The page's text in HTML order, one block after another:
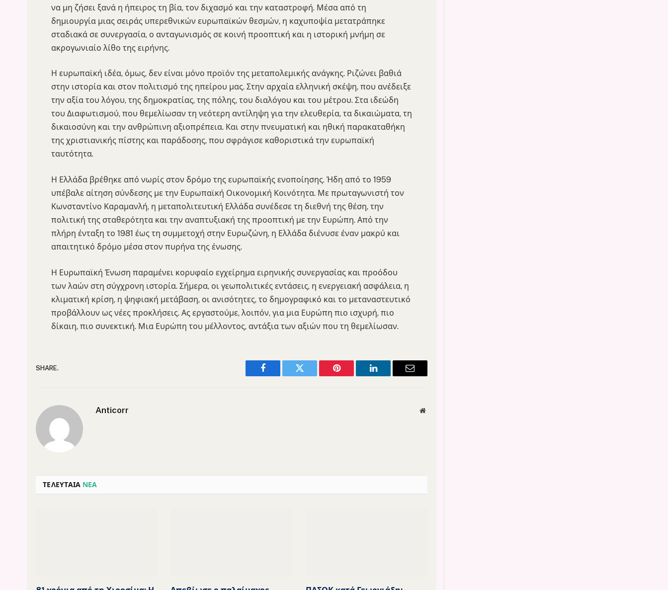
να μη ζήσει ξανά η ήπειρος τη βία, τον διχασμό και την καταστροφή. Μέσα από τη
δημιουργία μιας σειράς υπερεθνικών ευρωπαϊκών θεσμών, η καχυποψία μετατράπηκε
σταδιακά σε συνεργασία, ο ανταγωνισμός σε κοινή προοπτική και η ιστορική μνήμη σε
ακρογωνιαίο λίθο της ειρήνης.
Η ευρωπαϊκή ιδέα, όμως, δεν είναι μόνο προϊόν της μεταπολεμικής ανάγκης. Ριζώνει βαθιά
στην ιστορία και στον πολιτισμό της ηπείρου μας. Στην αρχαία ελληνική σκέψη, που ανέδειξε
την αξία του λόγου, της δημοκρατίας, της πόλης, του διαλόγου και του μέτρου. Στα ιδεώδη
του Διαφωτισμού, που θεμελίωσαν τη νεότερη αντίληψη για την ελευθερία, τα δικαιώματα, τη
δικαιοσύνη και την ανθρώπινη αξιοπρέπεια. Και στην πνευματική και ηθική παρακαταθήκη
της χριστιανικής πίστης και παράδοσης, που σφράγισε καθοριστικά την ευρωπαϊκή
ταυτότητα.
Η Ελλάδα βρέθηκε από νωρίς στον δρόμο της ευρωπαϊκής ενοποίησης. Ήδη από το 1959
υπέβαλε αίτηση σύνδεσης με την Ευρωπαϊκή Οικονομική Κοινότητα. Με πρωταγωνιστή τον
Κωνσταντίνο Καραμανλή, η μεταπολιτευτική Ελλάδα συνέδεσε τη διεθνή της θέση, την
πολιτική της σταθερότητα και την αναπτυξιακή της προοπτική με την Ευρώπη. Από την
πλήρη ένταξη το 1981 έως τη συμμετοχή στην Ευρωζώνη, η Ελλάδα διένυσε έναν μακρύ και
απαιτητικό δρόμο μέσα στον πυρήνα της ένωσης.
Η Ευρωπαϊκή Ένωση παραμένει κορυφαίο εγχείρημα ειρηνικής συνεργασίας και προόδου
των λαών στη σύγχρονη ιστορία. Σήμερα, οι γεωπολιτικές εντάσεις, η ενεργειακή ασφάλεια, η
κλιματική κρίση, η ψηφιακή μετάβαση, οι ανισότητες, το δημογραφικό και το μεταναστευτικό
προβάλλουν ως νέες προκλήσεις. Ας εργαστούμε, λοιπόν, για μια Ευρώπη πιο ισχυρή, πιο
δίκαιη, πιο συνεκτική. Μια Ευρώπη του μέλλοντος, αντάξια των αξιών που τη θεμελίωσαν.
SHARE.
Facebook Twitter Pinterest LinkedIn Email
Anticorr Website
ΤΕΛΕΥΤΑΙΑ ΝΕΑ